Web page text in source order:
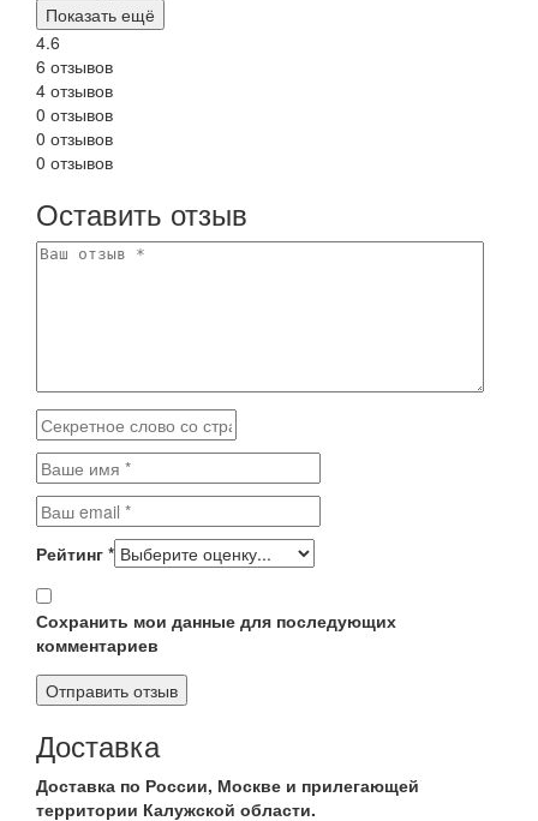
Показать ещё
4.6
6 отзывов
4 отзывов
0 отзывов
0 отзывов
0 отзывов
Оставить отзыв
Рейтинг *
Сохранить мои данные для последующих
комментариев
Доставка
Доставка по России, Москве и прилегающей
территории Калужской области.